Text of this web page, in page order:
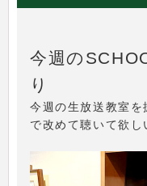
今週の
り
今週の生放送教室
で改めて聴いて欲し